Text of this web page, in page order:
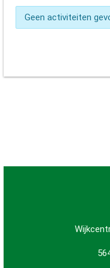
Geen activiteiten